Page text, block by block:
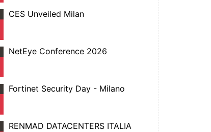
CES Unveiled Milan
NetEye Conference 2026
Fortinet Security Day - Milano
RENMAD DATACENTERS ITALIA